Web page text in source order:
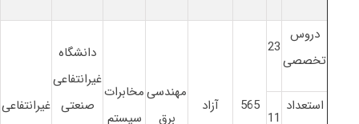
دروس
تخصصی
23
565 آزاد
مهندسی
برق
مخابرات
سیستم
دانشگاه
غیرانتفاعی
صنعتی غیرانتفاعی
استعداد
11